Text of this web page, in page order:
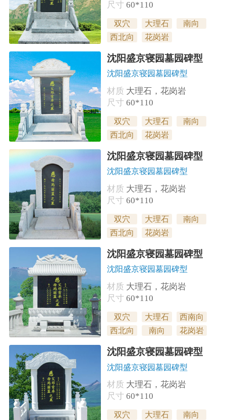
尺寸60*110
双穴 大理石
南向
西北向
花岗岩
沈阳盛京寝园墓园碑型
沈阳盛京寝园墓园碑型
材质 大理石，花岗岩
尺寸60*110
双穴 大理石
南向
西北向
花岗岩
沈阳盛京寝园墓园碑型
沈阳盛京寝园墓园碑型
材质 大理石，花岗岩
尺寸60*110
双穴 大理石
南向
西北向
花岗岩
沈阳盛京寝园墓园碑型
沈阳盛京寝园墓园碑型
材质 大理石，花岗岩
尺寸60*110
双穴 大理石
西南向
西北向
南向 花岗岩
沈阳盛京寝园墓园碑型
沈阳盛京寝园墓园碑型
材质 大理石，花岗岩
尺寸60*110
双穴 大理石
南向